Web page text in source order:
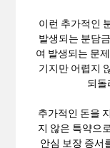
이런 추가적인
발생되는 분담
여 발생되는 문
기지만 어렵지
되돌
추가적인 돈을
지 않은 특약으
안심 보장 증서